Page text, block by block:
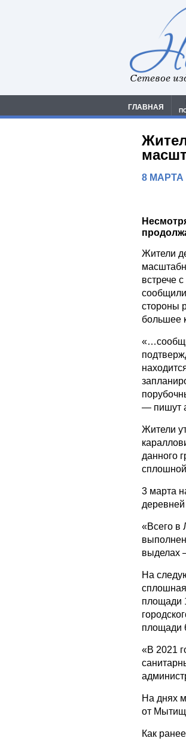
Сетевое
ГЛАВНАЯ
8 МАРТА
Жители
встрече
стороны
большее
— пишут
Жители
данного
3 марта
«Всего в
выделах
На
площади
площади
«В 2021
На днях
от
Как